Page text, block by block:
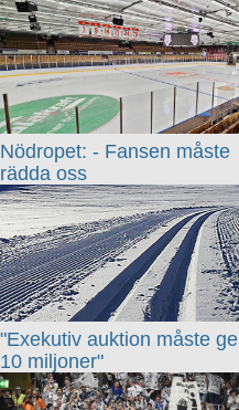
Nödropet: - Fansen måste
rädda oss
"Exekutiv auktion måste ge
10 miljoner"